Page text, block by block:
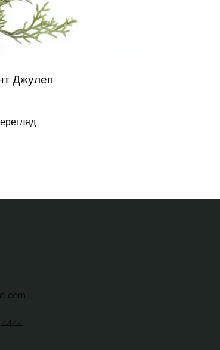
Джулеп